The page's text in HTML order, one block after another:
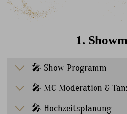
1.
🎤 Show-Programm
🎤 MC-Moderation &
🎤 Hochzeitsplanung